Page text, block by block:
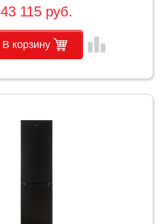
43 115 руб.
В корзину leaderboard